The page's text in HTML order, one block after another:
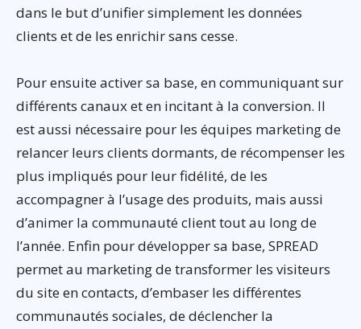
dans le but d’unifier simplement les données
clients et de les enrichir sans cesse.
Pour ensuite activer sa base, en communiquant sur
différents canaux et en incitant à la conversion. Il
est aussi nécessaire pour les équipes marketing de
relancer leurs clients dormants, de récompenser les
plus impliqués pour leur fidélité, de les
accompagner à l’usage des produits, mais aussi
d’animer la communauté client tout au long de
l’année. Enfin pour développer sa base, SPREAD
permet au marketing de transformer les visiteurs
du site en contacts, d’embaser les différentes
communautés sociales, de déclencher la